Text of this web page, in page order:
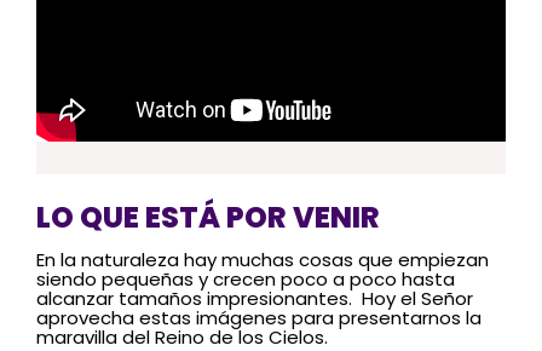
LO QUE ESTÁ POR VENIR
En la naturaleza hay muchas cosas que empiezan
siendo pequeñas y crecen poco a poco hasta
alcanzar tamaños impresionantes. Hoy el Señor
aprovecha estas imágenes para presentarnos la
maravilla del Reino de los Cielos.